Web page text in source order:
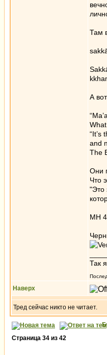
Там
А
“It’s
and
The
Они
Что
"Это
МН
Так
Наверх
Тред сейчас никто не читает.
Страница 34 из 42